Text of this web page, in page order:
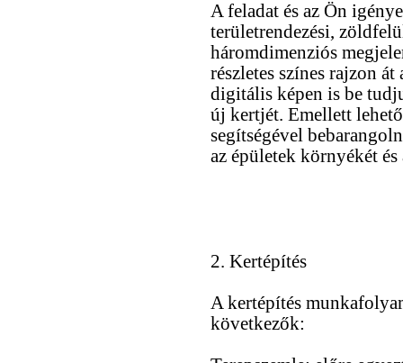
A feladat és az Ön
területrendezési,
háromdimenziós
részletes színes rajzon
digitális képen is be
új kertjét. Emellett
segítségével
az épületek környékét
2. Kertépítés
A kertépítés
következők: